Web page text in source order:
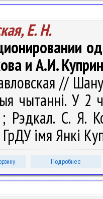
Е. Н.
и А.И.
//
чытаннi. У 2
Рэдкал. С. Я.
імя Янкі
Подробнее